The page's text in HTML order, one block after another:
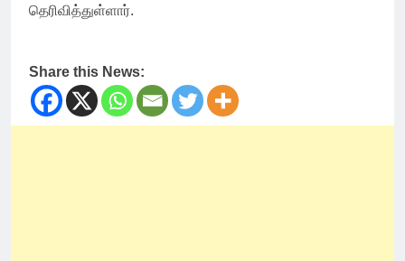
தெரிவித்துள்ளார்.
Share this News: